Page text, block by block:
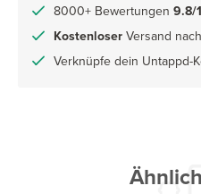
8000+ Bewertungen 9.8/
Kostenloser Versand
Verknüpfe dein Untappd-